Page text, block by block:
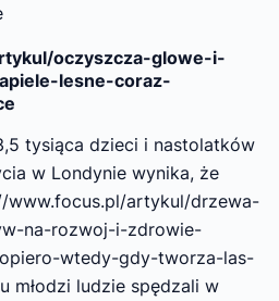
oczyszcza-glowe-i-
lesne-coraz-
tysiąca dzieci i nastolatków
w Londynie wynika, że
www.focus.pl/artykul/drzewa-
na-rozwoj-i-zdrowie-
wtedy-gdy-tworza-las-
młodzi ludzie spędzali w